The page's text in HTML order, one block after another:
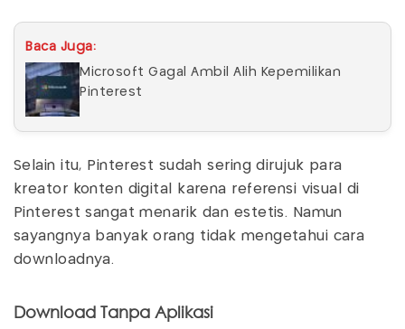
Baca Juga:
Microsoft Gagal Ambil Alih Kepemilikan
Pinterest
Selain itu, Pinterest sudah sering dirujuk para
kreator konten digital karena referensi visual di
Pinterest sangat menarik dan estetis. Namun
sayangnya banyak orang tidak mengetahui cara
downloadnya.
Download Tanpa Aplikasi